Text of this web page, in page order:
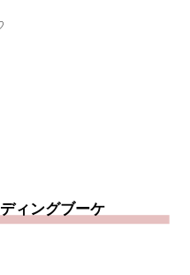
ィングブーケ